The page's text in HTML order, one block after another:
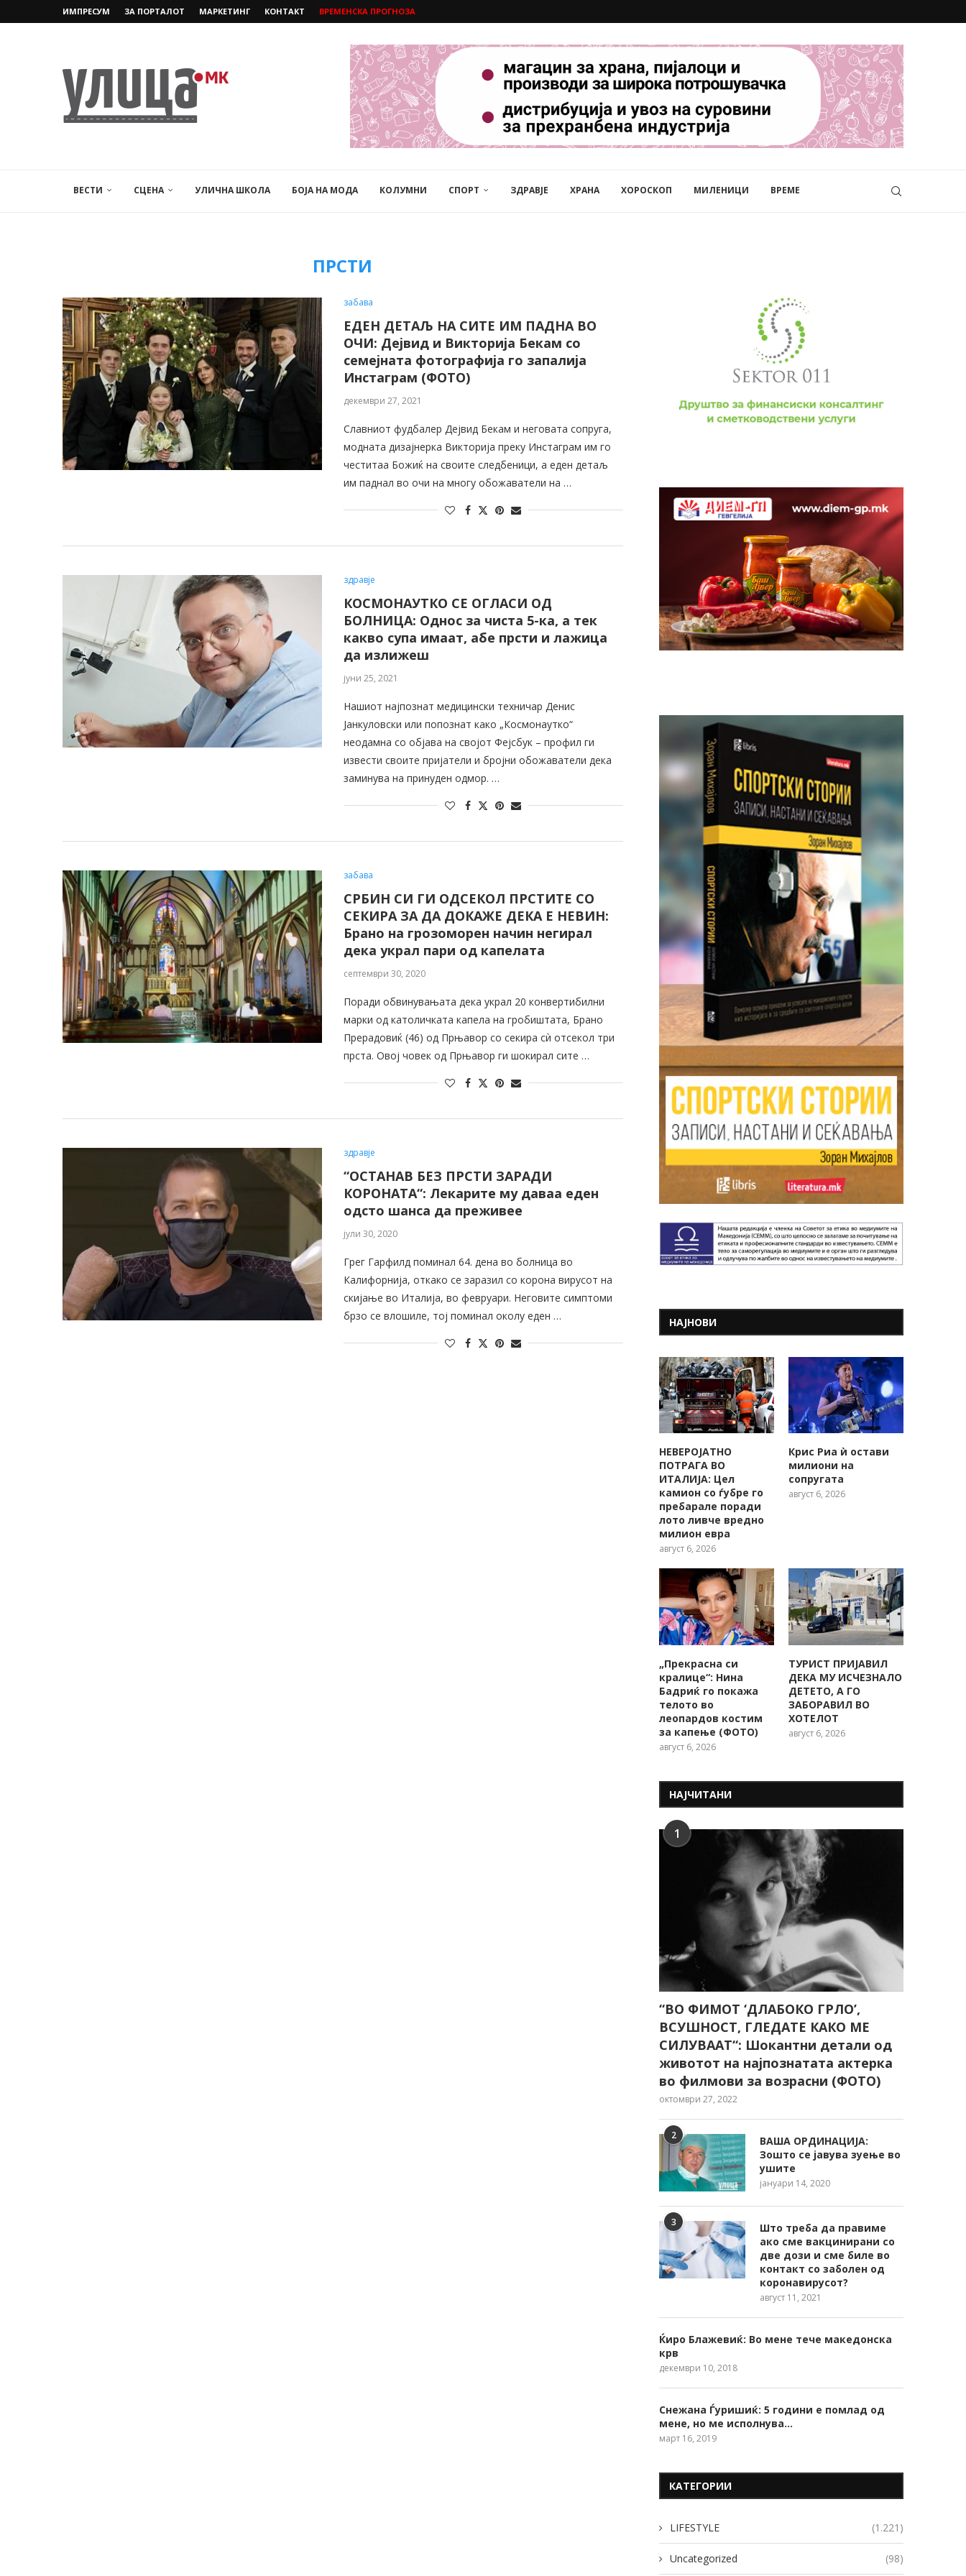
ИМПРЕСУМ ЗА ПОРТАЛОТ МАРКЕТИНГ КОНТАКТ ВРЕМЕНСКА ПРОГНОЗА
ВЕСТИ СЦЕНА УЛИЧНА ШКОЛА БОЈА НА МОДА КОЛУМНИ СПОРТ ЗДРАВЈЕ ХРАНА ХОРОСКОП МИЛЕНИЦИ ВРЕМЕ
ПРСТИ
забава
ЕДЕН ДЕТАЉ НА СИТЕ ИМ ПАДНА ВО
ОЧИ: Дејвид и Викторија Бекам со
семејната фотографија го запалија
Инстаграм (ФОТО)
декември 27, 2021
Славниот фудбалер Дејвид Бекам и неговата сопруга,
модната дизајнерка Викторија преку Инстаграм им го
честитаа Божиќ на своите следбеници, а еден детаљ
им паднал во очи на многу обожаватели на …
здравје
КОСМОНАУТКО СЕ ОГЛАСИ ОД
БОЛНИЦА: Однос за чиста 5-ка, а тек
какво супа имаат, абе прсти и лажица
да излижеш
јуни 25, 2021
Нашиот најпознат медицински техничар Денис
Јанкуловски или попознат како „Космонаутко“
неодамна со објава на својот Фејсбук – профил ги
извести своите пријатели и бројни обожаватели дека
заминува на принуден одмор. …
забава
СРБИН СИ ГИ ОДСЕКОЛ ПРСТИТЕ СО
СЕКИРА ЗА ДА ДОКАЖЕ ДЕКА Е НЕВИН:
Брано на грозоморен начин негирал
дека украл пари од капелата
септември 30, 2020
Поради обвинувањата дека украл 20 конвертибилни
марки од католичката капела на гробиштата, Брано
Прерадовиќ (46) од Прњавор со секира сѝ отсекол три
прста. Овој човек од Прњавор ги шокирал сите …
здравје
“ОСТАНАВ БЕЗ ПРСТИ ЗАРАДИ
КОРОНАТА“: Лекарите му даваа еден
одсто шанса да преживее
јули 30, 2020
Грег Гарфилд поминал 64. дена во болница во
Калифорнија, откако се заразил со корона вирусот на
скијање во Италија, во февруари. Неговите симптоми
брзо се влошиле, тој поминал околу еден …
НАЈНОВИ
НЕВЕРОЈАТНО
ПОТРАГА ВО
ИТАЛИЈА: Цел
камион со ѓубре го
пребарале поради
лото ливче вредно
милион евра
август 6, 2026
Крис Риа ѝ остави
милиони на
сопругата
август 6, 2026
„Прекрасна си
кралице“: Нина
Бадриќ го покажа
телото во
леопардов костим
за капење (ФОТО)
август 6, 2026
ТУРИСТ ПРИЈАВИЛ
ДЕКА МУ ИСЧЕЗНАЛО
ДЕТЕТО, А ГО
ЗАБОРАВИЛ ВО
ХОТЕЛОТ
август 6, 2026
НАЈЧИТАНИ
1
“ВО ФИМОТ ‘ДЛАБОКО ГРЛО’,
ВСУШНОСТ, ГЛЕДАТЕ КАКО МЕ
СИЛУВААТ“: Шокантни детали од
животот на најпознатата актерка
во филмови за возрасни (ФОТО)
октомври 27, 2022
2
ВАША ОРДИНАЦИЈА:
Зошто се јавува зуење во
ушите
јануари 14, 2020
3
Што треба да правиме
ако сме вакцинирани со
две дози и сме биле во
контакт со заболен од
коронавирусот?
август 11, 2021
Ќиро Блажевиќ: Во мене тече македонска
крв
декември 10, 2018
Снежана Ѓуришиќ: 5 години е помлад од
мене, но ме исполнува…
март 16, 2019
КАТЕГОРИИ
LIFESTYLE (1.221)
Uncategorized (98)